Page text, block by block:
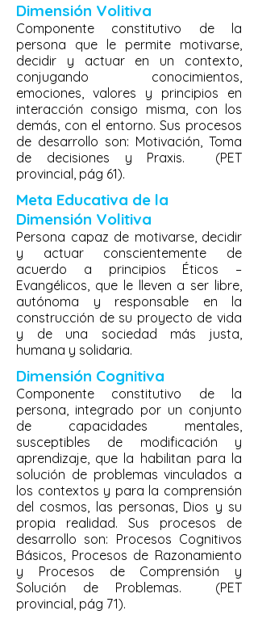
Dimensión Volitiva
Componente constitutivo de la
persona que le permite motivarse,
decidir y actuar en un contexto,
conjugando conocimientos,
emociones, valores y principios en
interacción consigo misma, con los
demás, con el entorno. Sus procesos
de desarrollo son: Motivación, Toma
de decisiones y Praxis. (PET
provincial, pág 61).
Meta Educativa de la
Dimensión Volitiva
Persona capaz de motivarse, decidir
y actuar conscientemente de
acuerdo a principios Éticos –
Evangélicos, que le lleven a ser libre,
autónoma y responsable en la
construcción de su proyecto de vida
y de una sociedad más justa,
humana y solidaria.
Dimensión Cognitiva
Componente constitutivo de la
persona, integrado por un conjunto
de capacidades mentales,
susceptibles de modificación y
aprendizaje, que la habilitan para la
solución de problemas vinculados a
los contextos y para la comprensión
del cosmos, las personas, Dios y su
propia realidad. Sus procesos de
desarrollo son: Procesos Cognitivos
Básicos, Procesos de Razonamiento
y Procesos de Comprensión y
Solución de Problemas. (PET
provincial, pág 71).